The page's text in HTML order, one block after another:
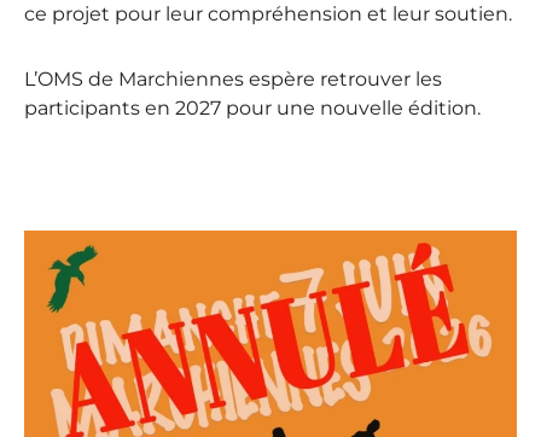
ce projet pour leur compréhension et leur soutien.
L’OMS de Marchiennes espère retrouver les
participants en 2027 pour une nouvelle édition.